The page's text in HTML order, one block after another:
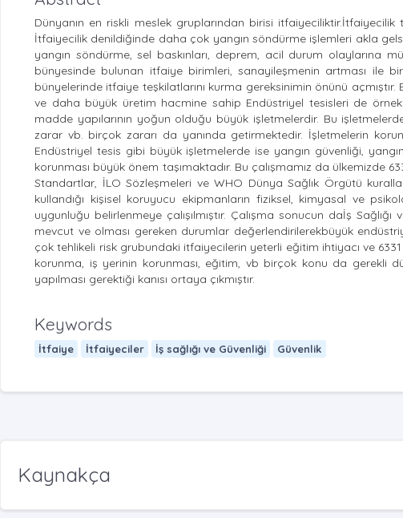
Dünyanın en riskli meslek gruplarından birisi
İtfaiyecilik denildiğinde daha çok yangın söndürme işlemleri akla
yangın söndürme, sel baskınları, deprem, acil durum olaylarına
bünyesinde bulunan itfaiye birimleri, sanayileşmenin artması ile
bünyelerinde itfaiye teşkilatlarını kurma gereksinimin önünü
ve daha büyük üretim hacmine sahip Endüstriyel tesisleri de
madde yapılarının yoğun olduğu büyük işletmelerdir. Bu
zarar vb. birçok zararı da yanında getirmektedir. İşletmelerin
Endüstriyel tesis gibi büyük işletmelerde ise yangın güvenliği,
korunması büyük önem taşımaktadır. Bu çalışmamız da ülkemizde
Standartlar, İLO Sözleşmeleri ve WHO Dünya Sağlık Örgütü
kullandığı kişisel koruyucu ekipmanların fiziksel, kimyasal ve
uygunluğu belirlenmeye çalışılmıştır. Çalışma sonucun daİş
mevcut ve olması gereken durumlar değerlendirilerekbüyük
çok tehlikeli risk grubundaki itfaiyecilerin yeterli eğitim ihtiyacı ve 6331
korunma, iş yerinin korunması, eğitim, vb birçok konu da gerekli
yapılması gerektiği kanısı ortaya çıkmıştır.
Keywords
İtfaiye İtfaiyeciler İş sağlığı ve Güvenliği Güvenlik
Kaynakça